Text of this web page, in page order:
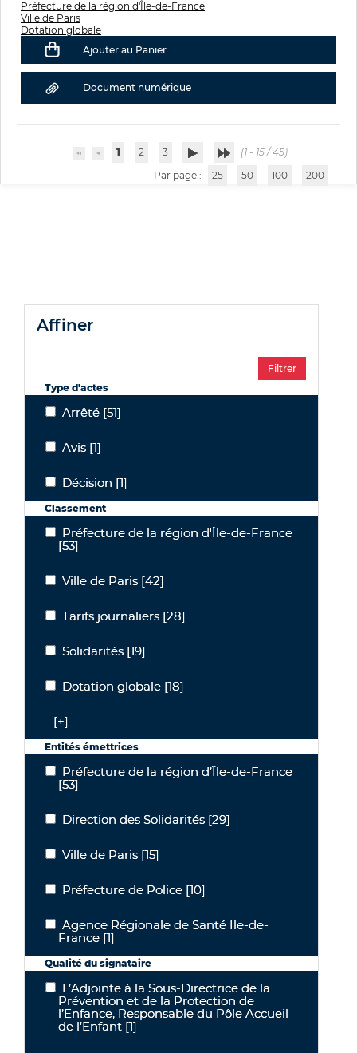
Préfecture de la région d'Île-de-France
Ville de Paris
Dotation globale
Ajouter au Panier
Document numérique
1 2 3
(1 - 15 / 45)
Par page :
25 50 100 200
affiner
Type d'actes
ArrêtéArrêté [51]
AvisAvis [1]
Décision
Décision [1]
Classement
Préfecture de la région d'Île-de-France
Préfecture de la région d'Île-de-France
[53]
Ville de Paris
Ville de Paris [42]
Tarifs journaliers
Tarifs journaliers [28]
Solidarités
Solidarités [19]
Dotation globale
Dotation globale [18]
[+]
Entités émettrices
Préfecture de la région d’Île-de-France
Préfecture de la région d’Île-de-France
[53]
Direction des Solidarités
Direction des Solidarités [29]
Ville de Paris
Ville de Paris [15]
Préfecture de Police
Préfecture de Police [10]
Agence Régionale de Santé Ile-de-France
Agence Régionale de Santé Ile-de-
France [1]
Qualité du signataire
L’Adjointe à la Sous-Directrice de la Prévention et de la Protection
L’Adjointe à la Sous-Directrice de la
Prévention et de la Protection de
l’Enfance, Responsable du Pôle Accueil
de l’Enfant [1]